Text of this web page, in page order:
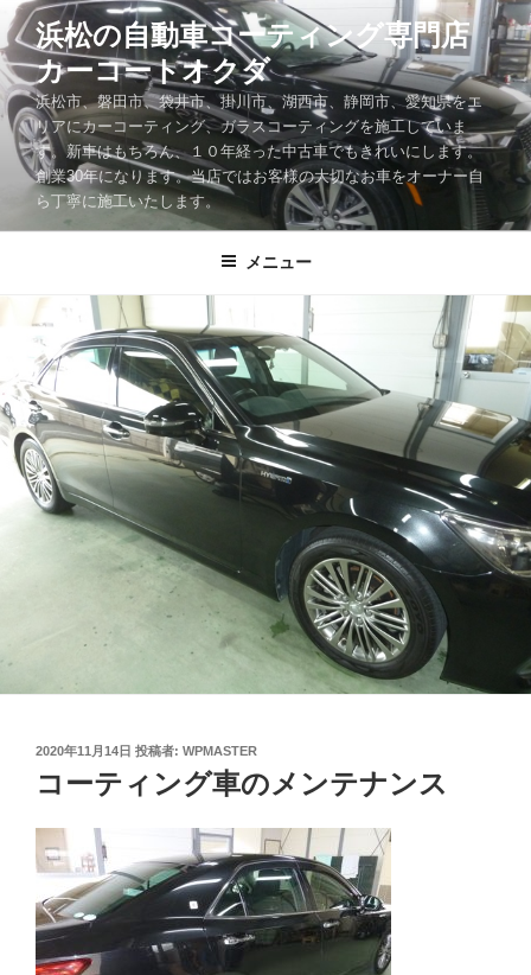
コ
ン
テ
ン
ツ
へ
浜松の自動車コーティング専門店
カーコートオクダ
浜松市、磐田市、袋井市、掛川市、湖西市、静岡市、愛知県をエ
リアにカーコーティング、ガラスコーティングを施工していま
す。新車はもちろん、１０年経った中古車でもきれいにします。
創業30年になります。当店ではお客様の大切なお車をオーナー自
ら丁寧に施工いたします。
メニュー
投
日:
2020年11月14日 投稿者: WPMASTER
コーティング車のメンテナンス